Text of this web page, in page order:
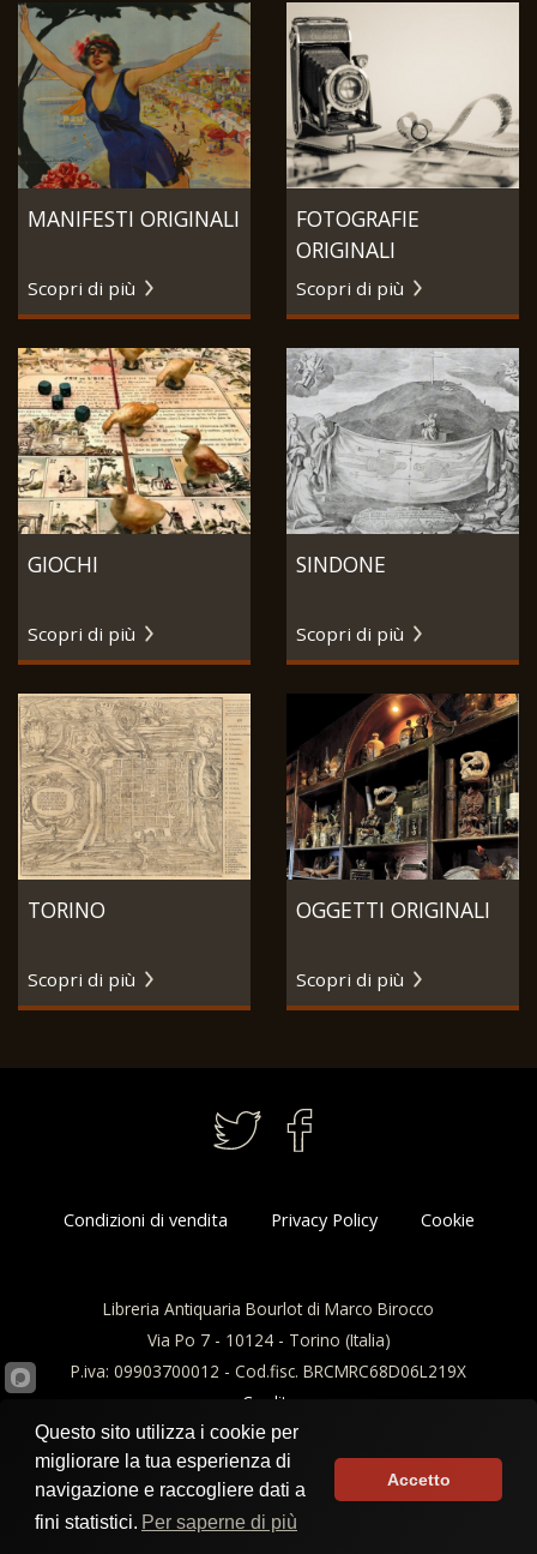
MANIFESTI ORIGINALI
Scopri di più
FOTOGRAFIE
ORIGINALI
Scopri di più
GIOCHI
Scopri di più
SINDONE
Scopri di più
TORINO
Scopri di più
OGGETTI ORIGINALI
Scopri di più
Condizioni di vendita Privacy Policy Cookie
Libreria Antiquaria Bourlot di Marco Birocco
Via Po 7 - 10124 - Torino (Italia)
P.iva: 09903700012 - Cod.fisc. BRCMRC68D06L219X
Credits
Questo sito utilizza i cookie per
migliorare la tua esperienza di
navigazione e raccogliere dati a
fini statistici. Per saperne di più
Accetto